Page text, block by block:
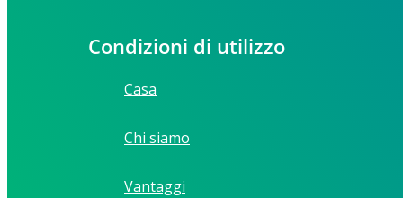
Condizioni di utilizzo
Casa
Chi siamo
Vantaggi